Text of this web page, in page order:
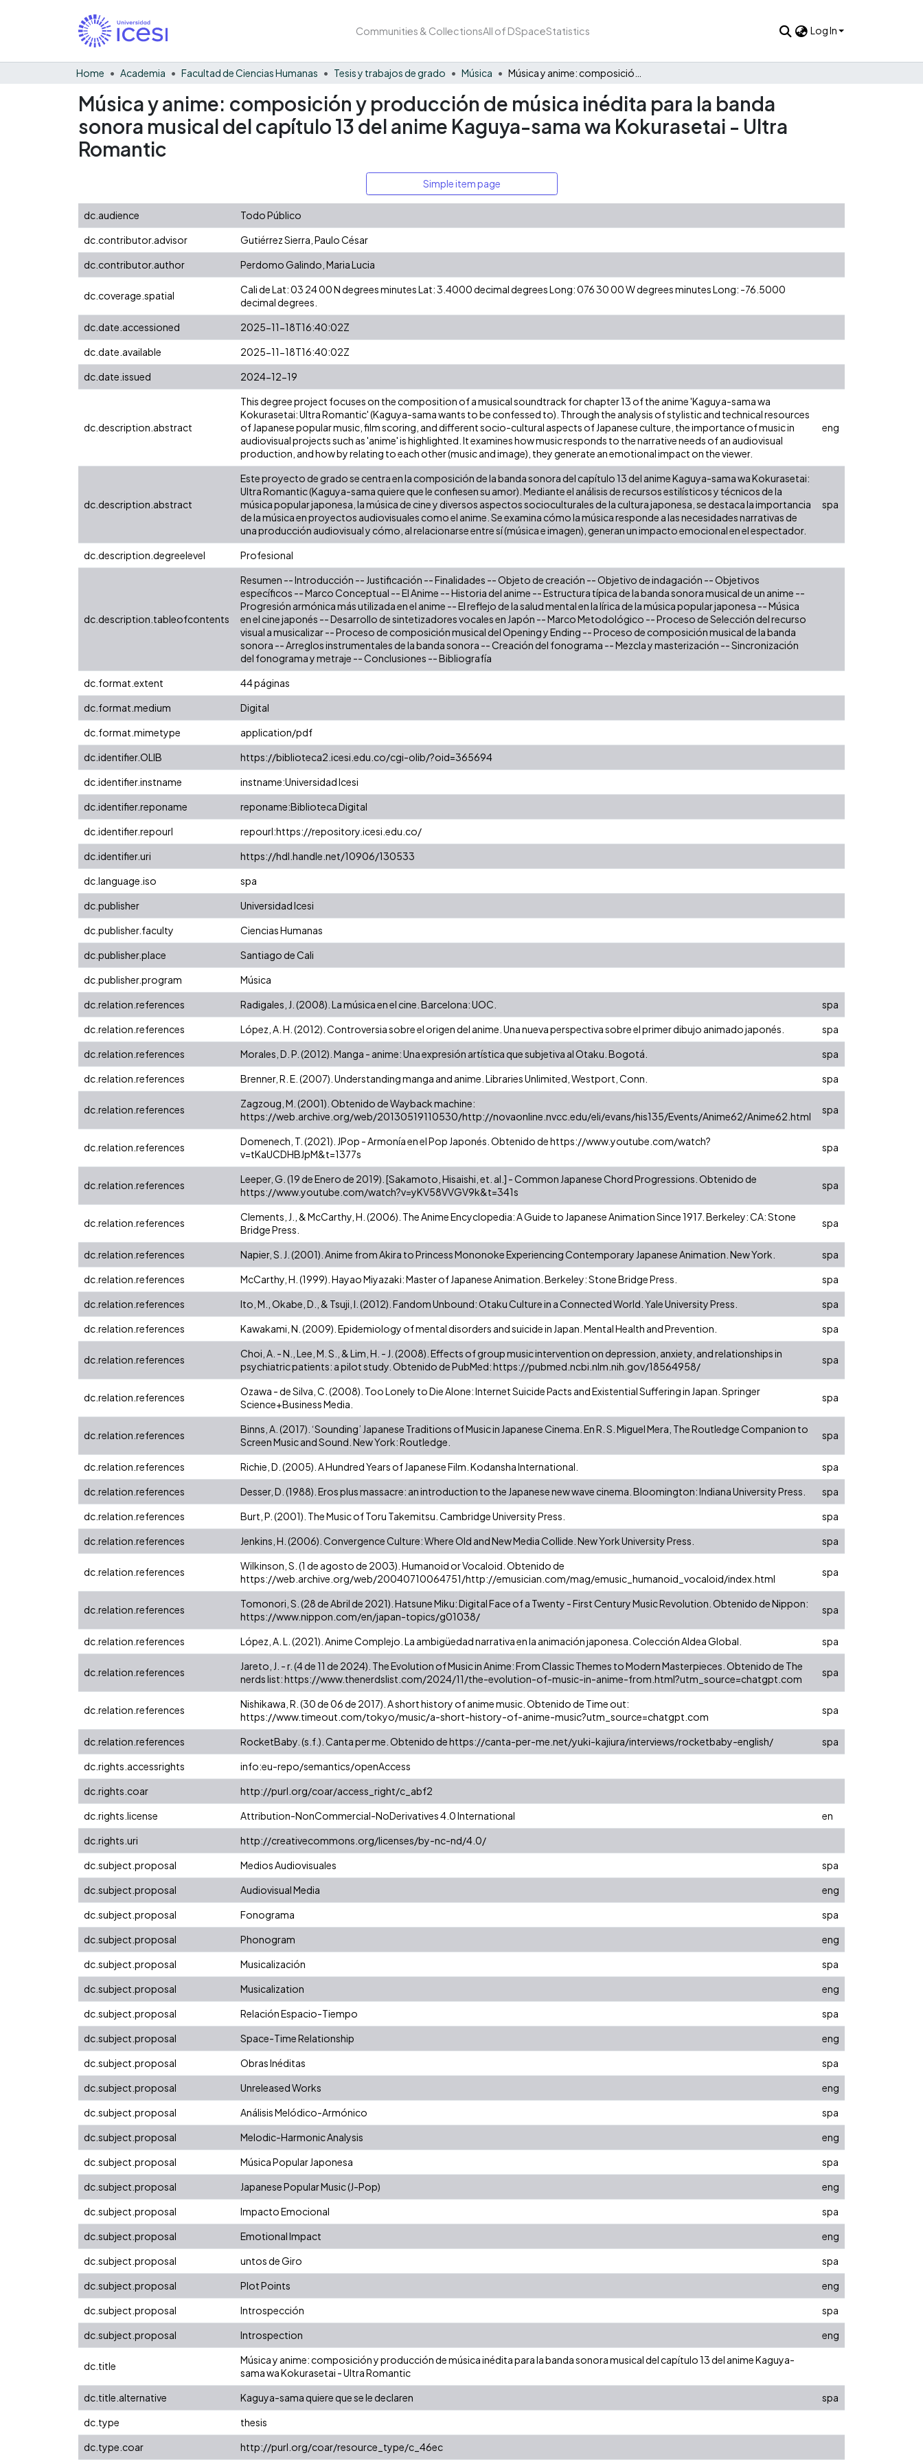
Communities & CollectionsAll of DSpaceStatistics Log In
Home Academia Facultad de Ciencias Humanas Tesis y trabajos de grado Música
Música y anime: composición y producción de música inédita para la banda
sonora musical del capítulo 13 del anime Kaguya-sama wa Kokurasetai - Ultra
Romantic
Simple item page
dc.audience
Todo Público
dc.contributor.advisor
Gutiérrez Sierra, Paulo César
dc.contributor.author
Perdomo Galindo, Maria Lucia
dc.coverage.spatial
Cali de Lat: 03 24 00 N degrees minutes Lat: 3.4000 decimal degrees Long: 076 30 00 W degrees minutes Long: -76.5000
decimal degrees.
dc.date.accessioned
2025-11-18T16:40:02Z
dc.date.available
2025-11-18T16:40:02Z
dc.date.issued
2024-12-19
dc.description.abstract
This degree project focuses on the composition of a musical soundtrack for chapter 13 of the anime 'Kaguya-sama wa
Kokurasetai: Ultra Romantic' (Kaguya-sama wants to be confessed to). Through the analysis of stylistic and technical resources
of Japanese popular music, film scoring, and different socio-cultural aspects of Japanese culture, the importance of music in
audiovisual projects such as 'anime' is highlighted. It examines how music responds to the narrative needs of an audiovisual
production, and how by relating to each other (music and image), they generate an emotional impact on the viewer.
eng
dc.description.abstract
Este proyecto de grado se centra en la composición de la banda sonora del capítulo 13 del anime Kaguya-sama wa Kokurasetai:
Ultra Romantic (Kaguya-sama quiere que le confiesen su amor). Mediante el análisis de recursos estilísticos y técnicos de la
música popular japonesa, la música de cine y diversos aspectos socioculturales de la cultura japonesa, se destaca la importancia
de la música en proyectos audiovisuales como el anime. Se examina cómo la música responde a las necesidades narrativas de
una producción audiovisual y cómo, al relacionarse entre sí (música e imagen), generan un impacto emocional en el espectador.
spa
dc.description.degreelevel Profesional
dc.description.tableofcontents
Resumen -- Introducción -- Justificación -- Finalidades -- Objeto de creación -- Objetivo de indagación -- Objetivos
específicos -- Marco Conceptual -- El Anime -- Historia del anime -- Estructura típica de la banda sonora musical de un anime --
Progresión armónica más utilizada en el anime -- El reflejo de la salud mental en la lírica de la música popular japonesa -- Música
en el cine japonés -- Desarrollo de sintetizadores vocales en Japón -- Marco Metodológico -- Proceso de Selección del recurso
visual a musicalizar -- Proceso de composición musical del Opening y Ending -- Proceso de composición musical de la banda
sonora -- Arreglos instrumentales de la banda sonora -- Creación del fonograma -- Mezcla y masterización -- Sincronización
del fonograma y metraje -- Conclusiones -- Bibliografía
dc.format.extent
44 páginas
dc.format.medium
Digital
dc.format.mimetype
application/pdf
dc.identifier.OLIB
https://biblioteca2.icesi.edu.co/cgi-olib/?oid=365694
dc.identifier.instname
instname:Universidad Icesi
dc.identifier.reponame
reponame:Biblioteca Digital
dc.identifier.repourl
repourl:https://repository.icesi.edu.co/
dc.identifier.uri
https://hdl.handle.net/10906/130533
dc.language.iso
spa
dc.publisher
Universidad Icesi
dc.publisher.faculty
Ciencias Humanas
dc.publisher.place
Santiago de Cali
dc.publisher.program
Música
dc.relation.references
Radigales, J. (2008). La música en el cine. Barcelona: UOC.
spa
dc.relation.references
López, A. H. (2012). Controversia sobre el origen del anime. Una nueva perspectiva sobre el primer dibujo animado japonés.
spa
dc.relation.references
Morales, D. P. (2012). Manga - anime: Una expresión artística que subjetiva al Otaku. Bogotá.
spa
dc.relation.references
Brenner, R. E. (2007). Understanding manga and anime. Libraries Unlimited, Westport, Conn. spa
dc.relation.references
Zagzoug, M. (2001). Obtenido de Wayback machine:
https://web.archive.org/web/20130519110530/http://novaonline.nvcc.edu/eli/evans/his135/Events/Anime62/Anime62.html
spa
dc.relation.references
Domenech, T. (2021). JPop - Armonía en el Pop Japonés. Obtenido de https://www.youtube.com/watch?
v=tKaUCDHBJpM&t=1377s
spa
dc.relation.references
Leeper, G. (19 de Enero de 2019). [Sakamoto, Hisaishi, et. al.] - Common Japanese Chord Progressions. Obtenido de
https://www.youtube.com/watch?v=yKV58VVGV9k&t=341s
spa
dc.relation.references
Clements, J., & McCarthy, H. (2006). The Anime Encyclopedia: A Guide to Japanese Animation Since 1917. Berkeley: CA: Stone
Bridge Press.
spa
dc.relation.references Napier, S. J. (2001). Anime from Akira to Princess Mononoke Experiencing Contemporary Japanese Animation. New York.
spa
dc.relation.references
McCarthy, H. (1999). Hayao Miyazaki: Master of Japanese Animation. Berkeley: Stone Bridge Press.
spa
dc.relation.references
Ito, M., Okabe, D., & Tsuji, I. (2012). Fandom Unbound: Otaku Culture in a Connected World. Yale University Press.
spa
dc.relation.references
Kawakami, N. (2009). Epidemiology of mental disorders and suicide in Japan. Mental Health and Prevention. spa
dc.relation.references
Choi, A. - N., Lee, M. S., & Lim, H. - J. (2008). Effects of group music intervention on depression, anxiety, and relationships in
psychiatric patients: a pilot study. Obtenido de PubMed: https://pubmed.ncbi.nlm.nih.gov/18564958/
spa
dc.relation.references
Ozawa - de Silva, C. (2008). Too Lonely to Die Alone: Internet Suicide Pacts and Existential Suffering in Japan. Springer
Science+Business Media.
spa
dc.relation.references
Binns, A. (2017). ‘Sounding’ Japanese Traditions of Music in Japanese Cinema. En R. S. Miguel Mera, The Routledge Companion to
Screen Music and Sound. New York: Routledge.
spa
dc.relation.references Richie, D. (2005). A Hundred Years of Japanese Film. Kodansha International.
spa
dc.relation.references
Desser, D. (1988). Eros plus massacre: an introduction to the Japanese new wave cinema. Bloomington: Indiana University Press.
spa
dc.relation.references
Burt, P. (2001). The Music of Toru Takemitsu. Cambridge University Press.
spa
dc.relation.references
Jenkins, H. (2006). Convergence Culture: Where Old and New Media Collide. New York University Press. spa
dc.relation.references
Wilkinson, S. (1 de agosto de 2003). Humanoid or Vocaloid. Obtenido de
https://web.archive.org/web/20040710064751/http://emusician.com/mag/emusic_humanoid_vocaloid/index.html
spa
dc.relation.references
Tomonori, S. (28 de Abril de 2021). Hatsune Miku: Digital Face of a Twenty - First Century Music Revolution. Obtenido de Nippon:
https://www.nippon.com/en/japan-topics/g01038/
spa
dc.relation.references López, A. L. (2021). Anime Complejo. La ambigüedad narrativa en la animación japonesa. Colección Aldea Global. spa
dc.relation.references
Jareto, J. - r. (4 de 11 de 2024). The Evolution of Music in Anime: From Classic Themes to Modern Masterpieces. Obtenido de The
nerds list: https://www.thenerdslist.com/2024/11/the-evolution-of-music-in-anime-from.html?utm_source=chatgpt.com
spa
dc.relation.references
Nishikawa, R. (30 de 06 de 2017). A short history of anime music. Obtenido de Time out:
https://www.timeout.com/tokyo/music/a-short-history-of-anime-music?utm_source=chatgpt.com
spa
dc.relation.references RocketBaby. (s.f.). Canta per me. Obtenido de https://canta-per-me.net/yuki-kajiura/interviews/rocketbaby-english/
spa
dc.rights.accessrights
info:eu-repo/semantics/openAccess
dc.rights.coar
http://purl.org/coar/access_right/c_abf2
dc.rights.license
Attribution-NonCommercial-NoDerivatives 4.0 International
en
dc.rights.uri
http://creativecommons.org/licenses/by-nc-nd/4.0/
dc.subject.proposal
Medios Audiovisuales
spa
dc.subject.proposal
Audiovisual Media
eng
dc.subject.proposal
Fonograma
spa
dc.subject.proposal
Phonogram
eng
dc.subject.proposal
Musicalización
spa
dc.subject.proposal
Musicalization
eng
dc.subject.proposal
Relación Espacio-Tiempo
spa
dc.subject.proposal
Space-Time Relationship
eng
dc.subject.proposal
Obras Inéditas
spa
dc.subject.proposal
Unreleased Works
eng
dc.subject.proposal
Análisis Melódico-Armónico
spa
dc.subject.proposal
Melodic-Harmonic Analysis
eng
dc.subject.proposal
Música Popular Japonesa
spa
dc.subject.proposal
Japanese Popular Music (J-Pop)
eng
dc.subject.proposal
Impacto Emocional
spa
dc.subject.proposal
Emotional Impact
eng
dc.subject.proposal
untos de Giro
spa
dc.subject.proposal
Plot Points
eng
dc.subject.proposal
Introspección
spa
dc.subject.proposal
Introspection eng
dc.title
Música y anime: composición y producción de música inédita para la banda sonora musical del capítulo 13 del anime Kaguya-
sama wa Kokurasetai - Ultra Romantic
dc.title.alternative
Kaguya-sama quiere que se le declaren
spa
dc.type
thesis
dc.type.coar
http://purl.org/coar/resource_type/c_46ec